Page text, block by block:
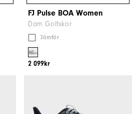
FJ Pulse BOA Women
Dam Golfskor
Jömför
2 099kr